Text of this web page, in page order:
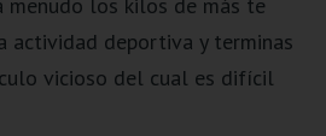
menudo los kilos de más te
actividad deportiva y terminas
vicioso del cual es difícil